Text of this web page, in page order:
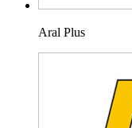
Aral Plus